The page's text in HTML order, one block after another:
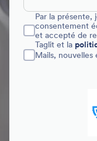
Par la présente,
consentement
et accepté de
Taglit et la
Mails, nouvelles